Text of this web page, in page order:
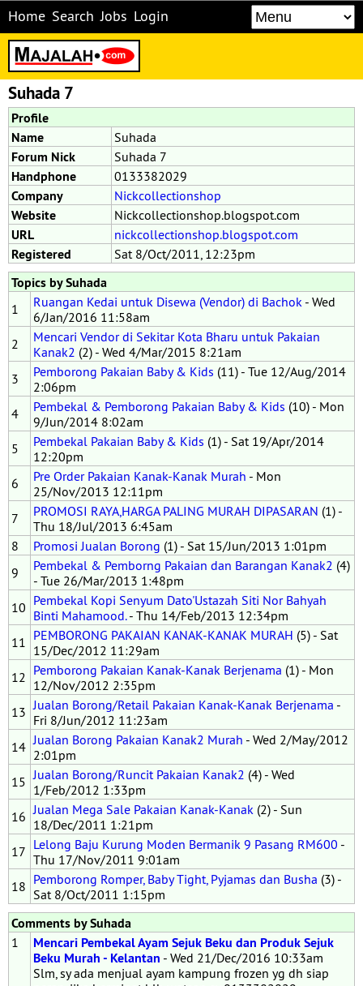
Home Search Jobs Login
Suhada 7
Profile
Name
Suhada
Forum Nick Suhada 7
Handphone 0133382029
Company Nickcollectionshop
Website Nickcollectionshop.blogspot.com
URL nickcollectionshop.blogspot.com
Registered Sat 8/Oct/2011, 12:23pm
Topics by Suhada
1 Ruangan Kedai untuk Disewa (Vendor) di Bachok - Wed
6/Jan/2016 11:58am
2
Mencari Vendor di Sekitar Kota Bharu untuk Pakaian
Kanak2 (2) - Wed 4/Mar/2015 8:21am
3
Pemborong Pakaian Baby & Kids (11) - Tue 12/Aug/2014
2:06pm
4
Pembekal & Pemborong Pakaian Baby & Kids (10) - Mon
9/Jun/2014 8:02am
5
Pembekal Pakaian Baby & Kids (1) - Sat 19/Apr/2014
12:20pm
6
Pre Order Pakaian Kanak-Kanak Murah - Mon
25/Nov/2013 12:11pm
7
PROMOSI RAYA,HARGA PALING MURAH DIPASARAN (1) -
Thu 18/Jul/2013 6:45am
8
Promosi Jualan Borong (1) - Sat 15/Jun/2013 1:01pm
9
Pembekal & Pemborng Pakaian dan Barangan Kanak2 (4)
- Tue 26/Mar/2013 1:48pm
10 Pembekal Kopi Senyum Dato'Ustazah Siti Nor Bahyah
Binti Mahamood.- Thu 14/Feb/2013 12:34pm
11 PEMBORONG PAKAIAN KANAK-KANAK MURAH (5) - Sat
15/Dec/2012 11:29am
12 Pemborong Pakaian Kanak-Kanak Berjenama (1) - Mon
12/Nov/2012 2:35pm
13 Jualan Borong/Retail Pakaian Kanak-Kanak Berjenama -
Fri 8/Jun/2012 11:23am
14 Jualan Borong Pakaian Kanak2 Murah - Wed 2/May/2012
2:01pm
15 Jualan Borong/Runcit Pakaian Kanak2 (4) - Wed
1/Feb/2012 1:33pm
16 Jualan Mega Sale Pakaian Kanak-Kanak (2) - Sun
18/Dec/2011 1:21pm
17 Lelong Baju Kurung Moden Bermanik 9 Pasang RM600 -
Thu 17/Nov/2011 9:01am
18 Pemborong Romper, Baby Tight, Pyjamas dan Busha (3) -
Sat 8/Oct/2011 1:15pm
Comments by Suhada
1
Mencari Pembekal Ayam Sejuk Beku dan Produk Sejuk
Beku Murah - Kelantan - Wed 21/Dec/2016 10:33am
Slm, sy ada menjual ayam kampung frozen yg dh siap